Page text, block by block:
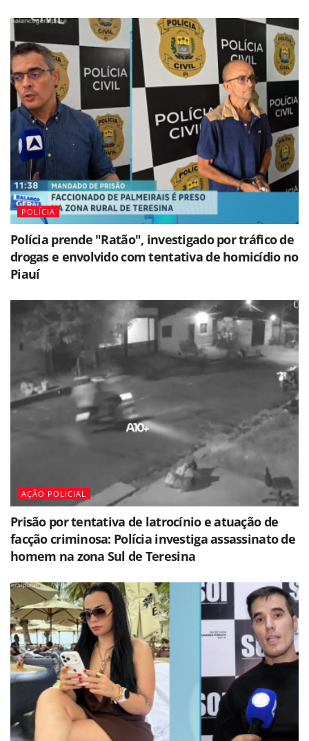
POLÍCIA
Polícia prende "Ratão", investigado por tráfico de
drogas e envolvido com tentativa de homicídio no
Piauí
AÇÃO POLICIAL
Prisão por tentativa de latrocínio e atuação de
facção criminosa: Polícia investiga assassinato de
homem na zona Sul de Teresina